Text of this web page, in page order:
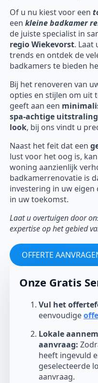
Of u nu kiest voor een
een kleine badkamer
de juiste specialist in
regio Wiekevorst. Laat
trends en ontdek de
badkamers te bieden
Bij het renoveren van
opties en stijlen om uit
geeft aan een
spa-achtige uitstraling
look, bij ons vindt u
Naast het feit dat een
lust voor het oog is,
woning aanzienlijk
badkamerrenovatie is
investering in uw
in uw toekomst.
Laat u overtuigen door
expertise op het gebied
OFFERTE
Onze Gratis
Vul het
eenvoudige
Lokale
aanvraag:
heeft ingevuld
geselecteerde
aanvraag.